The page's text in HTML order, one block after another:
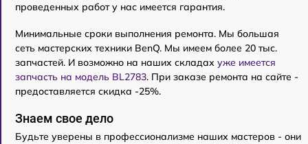
проведенных работ у нас имеется гарантия.
Минимальные сроки выполнения ремонта. Мы большая
сеть мастерских техники BenQ. Мы имеем более 20 тыс.
запчастей. И возможно на наших складах уже имеется
запчасть на модель BL2783. При заказе ремонта на сайте -
предоставляется скидка -25%.
Знаем свое дело
Будьте уверены в профессионализме наших мастеров - они